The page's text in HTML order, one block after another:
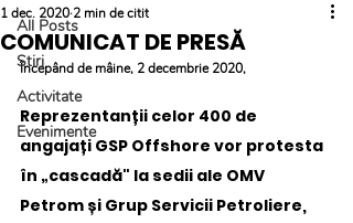
All Posts
Stiri
Activitate
Evenimente
COMUNICAT DE PRESĂ
1 dec. 2020 2 min de citit
Începând de mâine, 2 decembrie 2020,
Reprezentanții celor 400 de
angajați GSP Offshore vor protesta
în „cascadă" la sedii ale OMV
Petrom și Grup Servicii Petroliere,